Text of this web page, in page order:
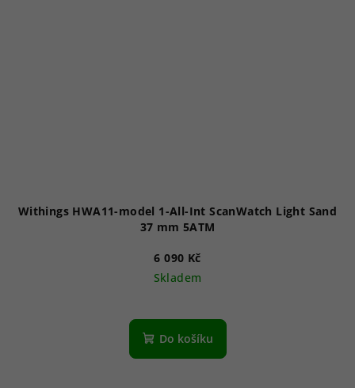
Withings HWA11-model 1-All-Int ScanWatch Light Sand
37 mm 5ATM
6 090 Kč
Skladem
Do košíku